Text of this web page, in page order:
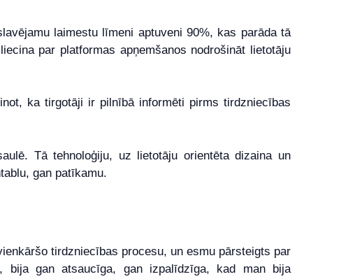
laimestu līmeni aptuveni 90%, kas parāda tā
par platformas apņemšanos nodrošināt lietotāju
ka tirgotāji ir pilnībā informēti pirms tirdzniecības
Tā tehnoloģiju, uz lietotāju orientēta dizaina un
gan patīkamu.
tirdzniecības procesu, un esmu pārsteigts par
bija gan atsaucīga, gan izpalīdzīga, kad man bija